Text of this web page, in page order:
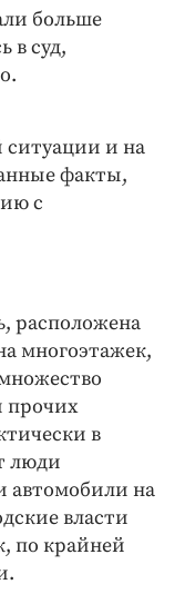
больше
в суд,
ситуации и на
факты,
с
расположена
многоэтажек,
прочих
в
люди
автомобили на
власти
по крайней